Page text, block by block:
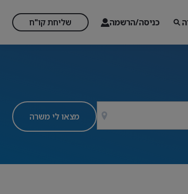
כניסה/הרשמה שליחת קו"ח
מצאו לי משרה